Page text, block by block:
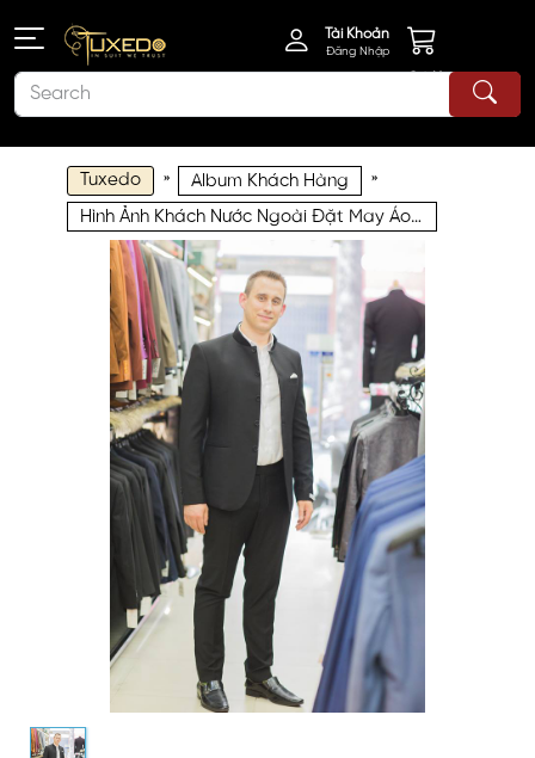
Tài Khoản
Đăng Nhập
Giỏ Hàng
Tuxedo » Album Khách Hàng »
Hình Ảnh Khách Nước Ngoài Đặt May Áo Vest Nam Size Lớn tại Mon Amie KNN043